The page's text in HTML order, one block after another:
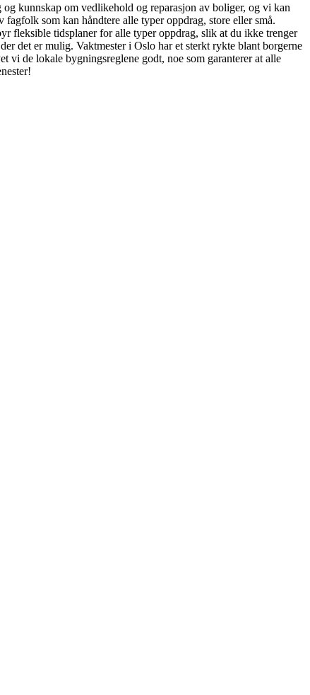
kunnskap om vedlikehold og reparasjon av boliger, og vi kan
som kan håndtere alle typer oppdrag, store eller små.
fleksible tidsplaner for alle typer oppdrag, slik at du ikke trenger
det er mulig. Vaktmester i Oslo har et sterkt rykte blant borgerne
vi de lokale bygningsreglene godt, noe som garanterer at alle